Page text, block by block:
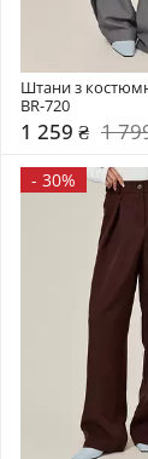
Штани з
BR-720
1 259 ₴ 1
- 30%